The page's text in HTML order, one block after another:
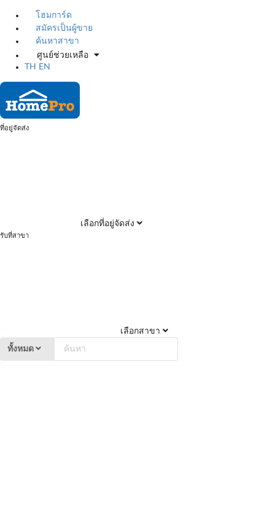
โฮมการ์ด
สมัครเป็นผู้ขาย
ค้นหาสาขา
ศูนย์ช่วยเหลือ
TH
EN
ที่อยู่จัดส่ง
เลือกที่อยู่จัดส่ง
รับที่สาขา
เลือกสาขา
ทั้งหมด